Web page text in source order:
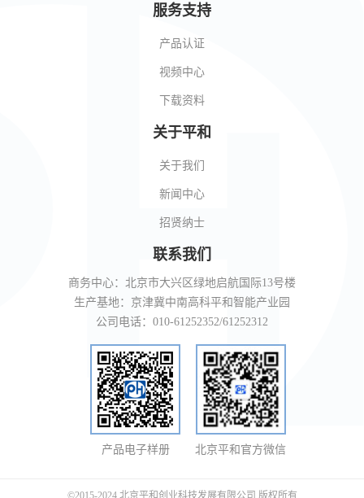
服务支持
产品认证
视频中心
下载资料
关于平和
关于我们
新闻中心
招贤纳士
联系我们
商务中心：北京市大兴区绿地启航国际13号楼
生产基地：京津冀中南高科平和智能产业园
公司电话：010-61252352/61252312
产品电子样册 北京平和官方微信
©2015-2024 北京平和创业科技发展有限公司 版权所有